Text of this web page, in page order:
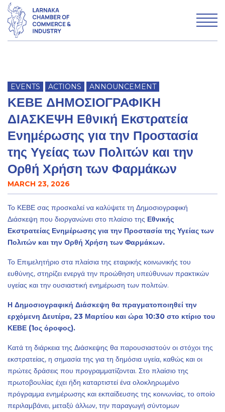
WHAT WE DO
MEMBERSHIP
Advertise with LCCI
Why Larnaka
News & Articles
Contact us
EVENTS ACTIONS ANNOUNCEMENT
ΚΕΒΕ ΔΗΜΟΣΙΟΓΡΑΦΙΚΗ
ΔΙΑΣΚΕΨΗ Εθνική Εκστρατεία
Ενημέρωσης για την Προστασία
της Υγείας των Πολιτών και την
Ορθή Χρήση των Φαρμάκων
MARCH 23, 2026
Το ΚΕΒΕ σας προσκαλεί να καλύψετε τη Δημοσιογραφική
Διάσκεψη που διοργανώνει στο πλαίσιο της Εθνικής
Εκστρατείας Ενημέρωσης για την Προστασία της Υγείας των
Πολιτών και την Ορθή Χρήση των Φαρμάκων.
Το Επιμελητήριο στα πλαίσια της εταιρικής κοινωνικής του
ευθύνης, στηρίζει ενεργά την προώθηση υπεύθυνων πρακτικών
υγείας και την ουσιαστική ενημέρωση των πολιτών.
Η Δημοσιογραφική Διάσκεψη θα πραγματοποιηθεί την
ερχόμενη Δευτέρα, 23 Μαρτίου και ώρα 10:30 στο κτίριο του
ΚΕΒΕ (1ος όροφος).
Κατά τη διάρκεια της Διάσκεψης θα παρουσιαστούν οι στόχοι της
εκστρατείας, η σημασία της για τη δημόσια υγεία, καθώς και οι
πρώτες δράσεις που προγραμματίζονται. Στο πλαίσιο της
πρωτοβουλίας έχει ήδη καταρτιστεί ένα ολοκληρωμένο
πρόγραμμα ενημέρωσης και εκπαίδευσης της κοινωνίας, το οποίο
περιλαμβάνει, μεταξύ άλλων, την παραγωγή σύντομων